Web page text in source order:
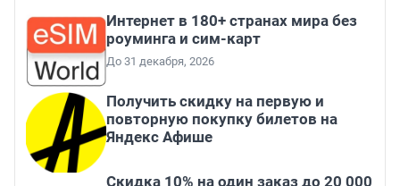
Интернет в 180+ странах мира без
роуминга и сим-карт
До 31 декабря, 2026
Получить скидку на первую и
повторную покупку билетов на
Яндекс Афише
Скидка 10% на один заказ до 20 000